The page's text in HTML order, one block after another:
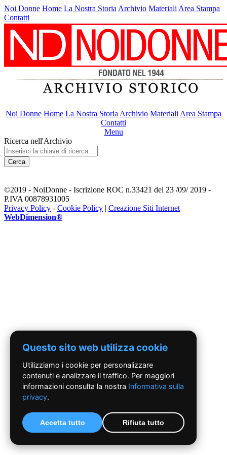
Noi Donne Home La Nostra Storia Archivio Materiali Area Stampa
Contatti
Noi Donne Home La Nostra Storia Archivio Materiali Area Stampa
Contatti
Menu
Ricerca nell'Archivio
Cerca
©2019 - NoiDonne - Iscrizione ROC n.33421 del 23 /09/ 2019 -
P.IVA 00878931005
Privacy Policy - Cookie Policy | Creazione Siti Internet
WebDimension®
Questo sito web utilizza cookie
Utilizziamo i cookie per personalizzare
contenuti e analizzare il traffico. Per maggiori
informazioni consulta la nostra Informativa sulla
privacy.
Accetta tutto Rifiuta tutto